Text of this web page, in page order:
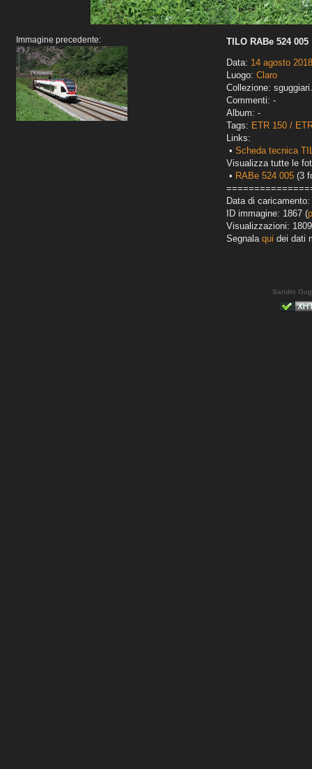
Immagine precedente:
TILO RABe 524 005
Data: 14 agosto 2018
Luogo: Claro
Collezione:
Commenti: -
Album: -
Tags: ETR 150 /
Links:
• Scheda tecnica
Visualizza tutte le
• RABe 524 005 (3
Data di
ID immagine: 1867 (
Visualizzazioni: 1809
Segnala qui dei dati
Sandro